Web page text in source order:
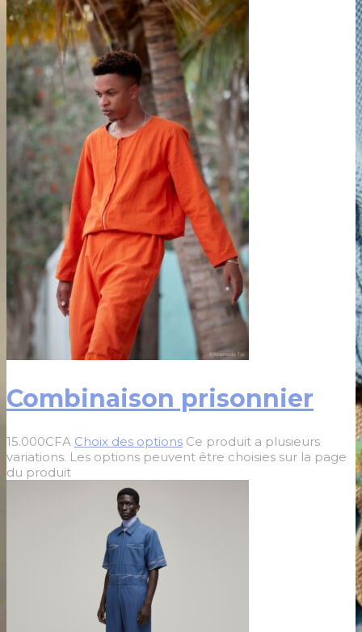
Combinaison prisonnier
15.000CFA Choix des options Ce produit a plusieurs
variations. Les options peuvent être choisies sur la page
du produit